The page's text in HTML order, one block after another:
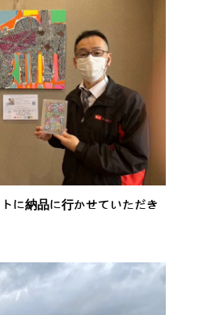
に納品に行かせていただき